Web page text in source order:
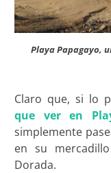
Playa Papagayo,
Claro que, si lo
que ver en
simplemente
en su
Dorada.